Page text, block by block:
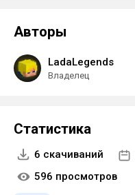
Авторы
LadaLegends
Владелец
Статистика
6 скачиваний
596 просмотров